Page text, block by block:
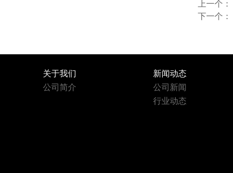
上一个：
下一个：
关于我们
公司简介
新闻动态
公司新闻
行业动态